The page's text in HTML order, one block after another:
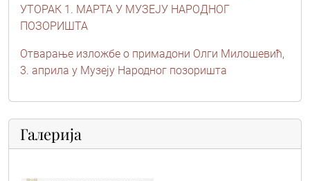
УТОРАК 1. МАРТА У МУЗЕЈУ НАРОДНОГ
ПОЗОРИШТА
Отварање изложбе о примадони Олги Милошевић,
3. априла у Музеју Народног позоришта
Галерија